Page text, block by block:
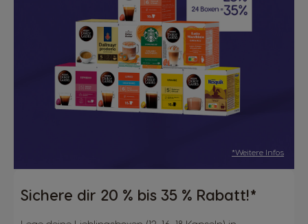
Sichere dir 20 % bis 35 % Rabatt!*
*Weitere Infos